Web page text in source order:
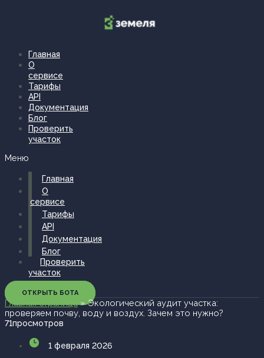
Главная
О
сервисе
Тарифы
API
Документация
Блог
Проверить
участок
Меню
Главная
О
сервисе
Тарифы
API
Документация
Блог
Проверить
участок
ОТКРЫТЬ БОТА
Главная страница»Экологический аудит участка:
проверяем почву, воду и воздух. Зачем это нужно?
просмотров
71
1 февраля 2026